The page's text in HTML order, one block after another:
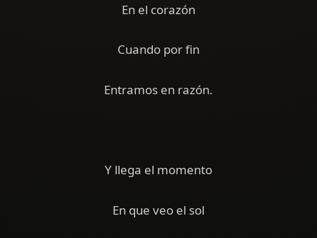
En el corazón
Cuando por fin
Entramos en razón.
Y llega el momento
En que veo el sol